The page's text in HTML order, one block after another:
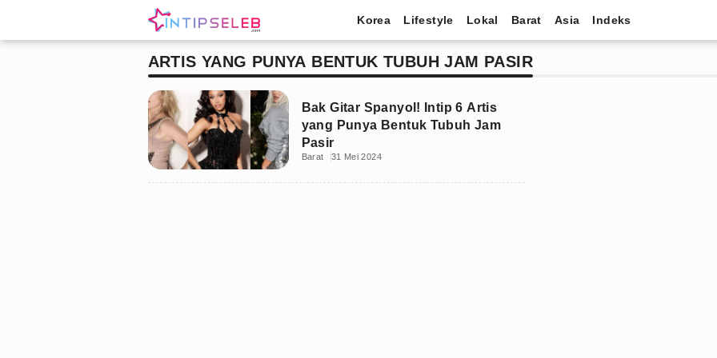
Korea Lifestyle Lokal Barat Asia Indeks
ARTIS YANG PUNYA BENTUK TUBUH JAM PASIR
Bak Gitar Spanyol! Intip 6 Artis
yang Punya Bentuk Tubuh Jam
Pasir
Barat 31 Mei 2024